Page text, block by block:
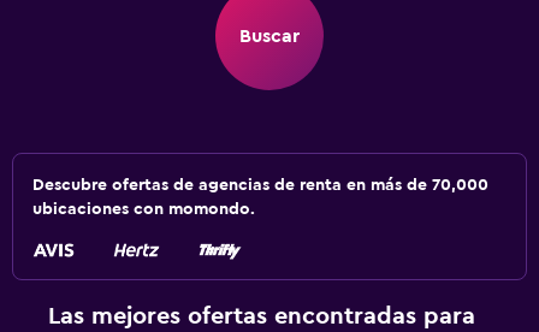
Buscar
Descubre ofertas de agencias de renta en más de 70,000
ubicaciones con momondo.
Las mejores ofertas encontradas para